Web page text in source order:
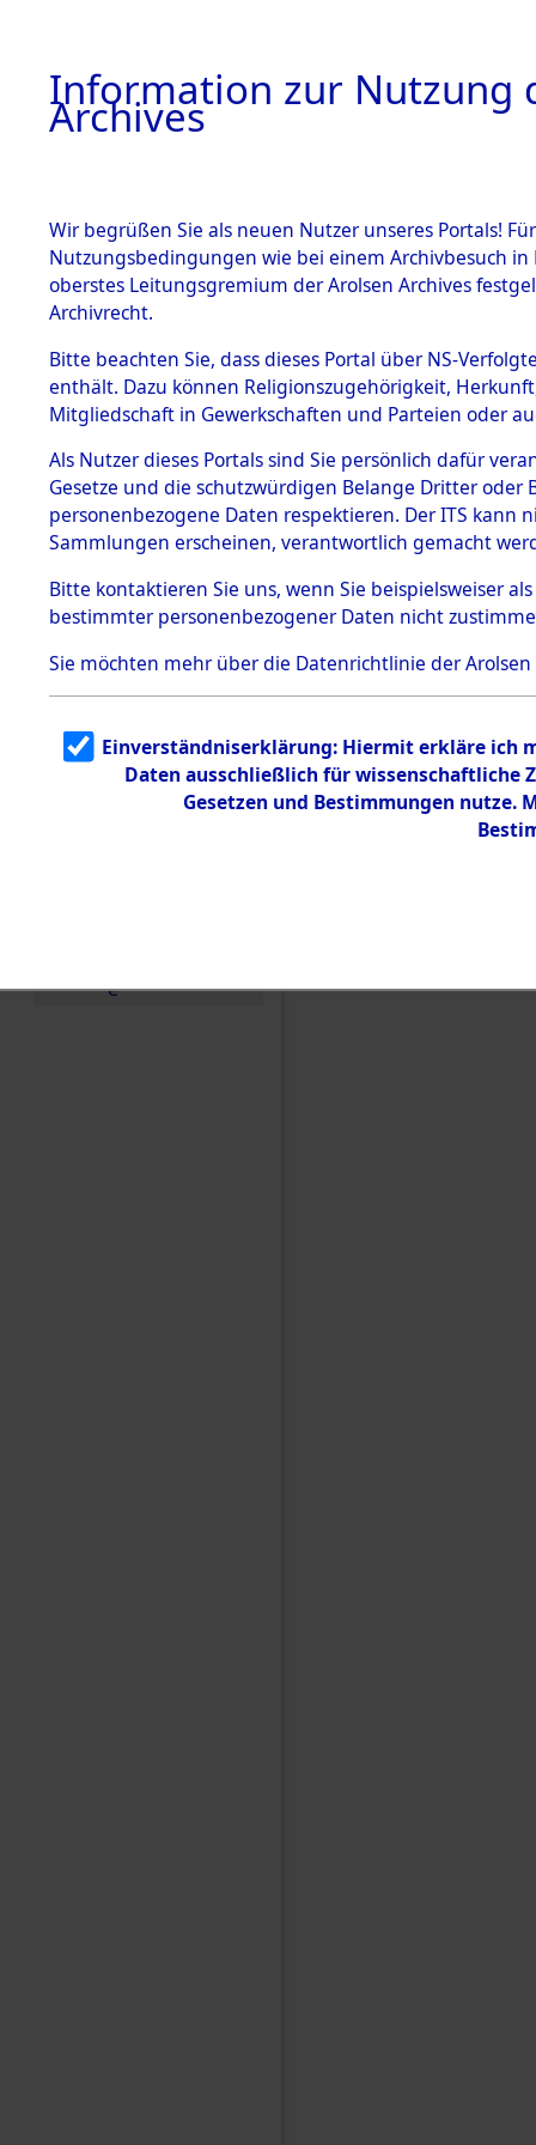
BESTÄNDE
1.
mente
5. Verschiedenes
5.3
Todesmärsche
5.3.1 Alliierte
Erhebungen
zu
Todesmärsch
en
5.3.2
g
5.3.3
Todesmärsch
e
Information zur Nutzung
Archives
Wir begrüßen Sie als neuen Nutzer unseres Portals!
Nutzungsbedingungen wie bei einem Archivbesuch
oberstes Leitungsgremium der Arolsen Archives
Archivrecht.
Bitte beachten Sie, dass dieses Portal über NS-
enthält. Dazu können Religionszugehörigkeit,
Mitgliedschaft in Gewerkschaften und Parteien oder
Als Nutzer dieses Portals sind Sie persönlich dafür
Gesetze und die schutzwürdigen Belange Dritter
personenbezogene Daten respektieren. Der ITS
Sammlungen erscheinen, verantwortlich gemacht
Bitte kontaktieren Sie uns, wenn Sie beispielsweiser
bestimmter personenbezogener Daten nicht
Sie möchten mehr über die Datenrichtlinie der Arolsen
Einverständniserklärung: Hiermit erkläre ich
Daten ausschließlich für wissenschaftliche
Gesetzen und Bestimmungen nutze.